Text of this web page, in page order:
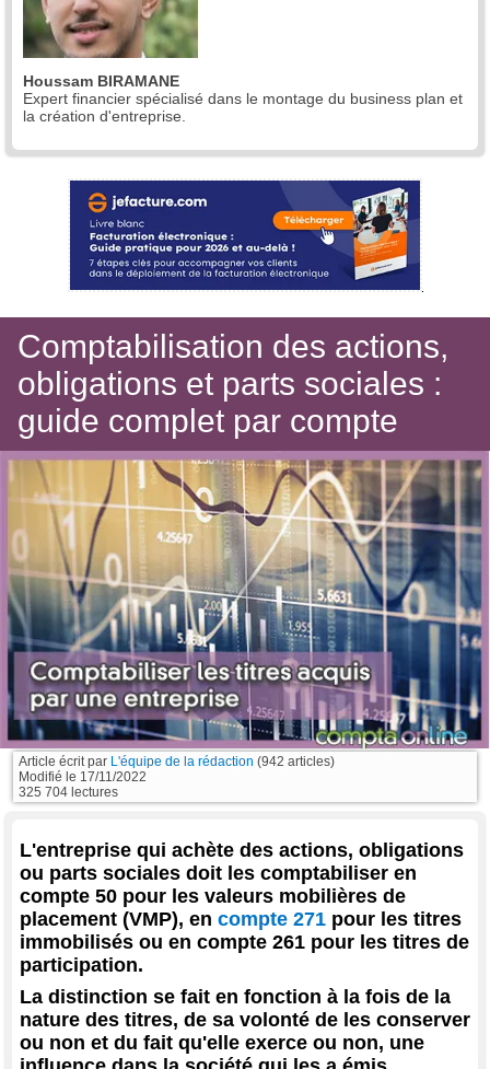
Houssam BIRAMANE
Expert financier spécialisé dans le montage du business plan et
la création d'entreprise.
Comptabilisation des actions,
obligations et parts sociales :
guide complet par compte
Article écrit par L'équipe de la rédaction (942 articles)
Modifié le 17/11/2022
325 704 lectures
L'entreprise qui achète des actions, obligations
ou parts sociales doit les comptabiliser en
compte 50 pour les valeurs mobilières de
placement (VMP), en compte 271 pour les titres
immobilisés ou en compte 261 pour les titres de
participation.
La distinction se fait en fonction à la fois de la
nature des titres, de sa volonté de les conserver
ou non et du fait qu'elle exerce ou non, une